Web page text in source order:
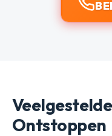
Ontstoppen